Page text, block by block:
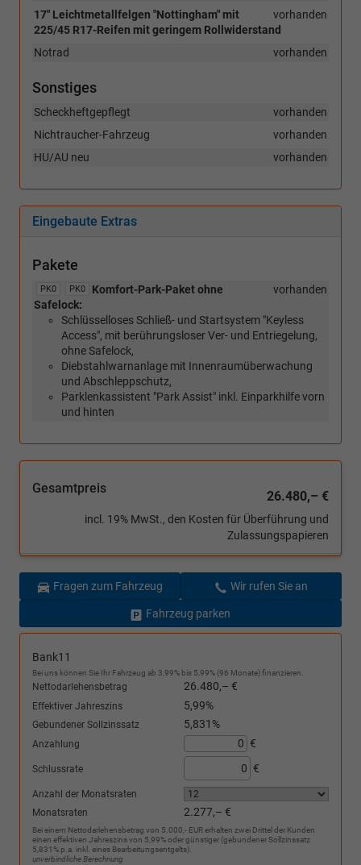
vorhanden
17" Leichtmetallfelgen "Nottingham" mit
225/45 R17-Reifen mit geringem Rollwiderstand
vorhanden
Notrad
Sonstiges
vorhanden
Scheckheftgepflegt
vorhanden
Nichtraucher-Fahrzeug
vorhanden
HU/AU neu
Eingebaute Extras
Pakete
PK0 PK0 vorhanden
Komfort-Park-Paket ohne
Safelock:
Schlüsselloses Schließ- und Startsystem "Keyless
Access", mit berührungsloser Ver- und Entriegelung,
ohne Safelock,
Diebstahlwarnanlage mit Innenraumüberwachung
und Abschleppschutz,
Parklenkassistent "Park Assist" inkl. Einparkhilfe vorn
und hinten
Gesamtpreis
26.480,– €
incl. 19% MwSt., den Kosten für Überführung und
Zulassungspapieren
Fragen zum Fahrzeug Wir rufen Sie an
Fahrzeug parken
Bank11
Bei uns können Sie Ihr Fahrzeug ab 3,99% bis 5,99% (96 Monate) finanzieren.
Nettodarlehensbetrag 26.480,– €
Effektiver Jahreszins 5,99%
Gebundener Sollzinssatz 5,831%
Anzahlung €
Schlussrate €
Anzahl der Monatsraten
Monatsraten
2.277,– €
Bei einem Nettodarlehensbetrag von 5.000,- EUR erhalten zwei Drittel der Kunden
einen effektiven Jahreszins von 5,99% oder günstiger (gebundener Sollzinssatz
5,831% p.a. inkl. eines Bearbeitungsentgelts).
unverbindliche Berechnung